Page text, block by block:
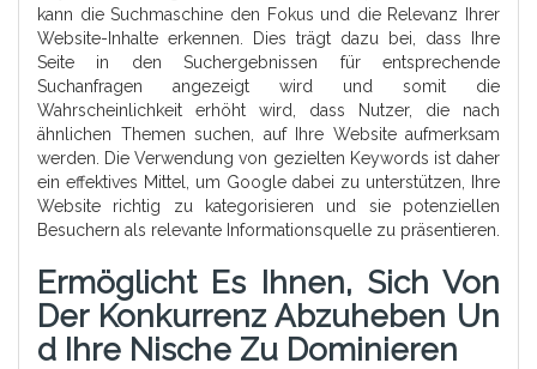
kann die Suchmaschine den Fokus und die Relevanz Ihrer
Website-Inhalte erkennen. Dies trägt dazu bei, dass Ihre
Seite in den Suchergebnissen für entsprechende
Suchanfragen angezeigt wird und somit die
Wahrscheinlichkeit erhöht wird, dass Nutzer, die nach
ähnlichen Themen suchen, auf Ihre Website aufmerksam
werden. Die Verwendung von gezielten Keywords ist daher
ein effektives Mittel, um Google dabei zu unterstützen, Ihre
Website richtig zu kategorisieren und sie potenziellen
Besuchern als relevante Informationsquelle zu präsentieren.
Ermöglicht Es Ihnen, Sich Von
Der Konkurrenz Abzuheben Un
D Ihre Nische Zu Dominieren